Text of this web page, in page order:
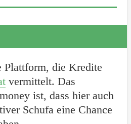
Plattform, die Kredite
vermittelt. Das
ist, dass hier auch
Schufa eine Chance